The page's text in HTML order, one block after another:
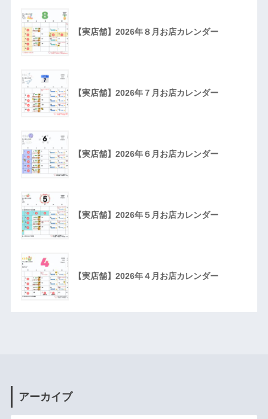
【実店舗】2026年８月お店カレンダー
【実店舗】2026年７月お店カレンダー
【実店舗】2026年６月お店カレンダー
【実店舗】2026年５月お店カレンダー
【実店舗】2026年４月お店カレンダー
アーカイブ